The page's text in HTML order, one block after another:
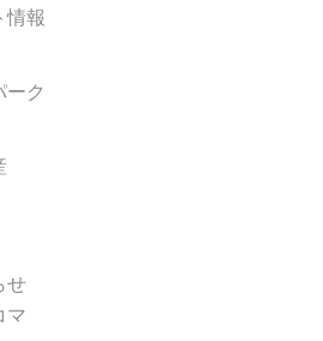
情報
ーク
せ
マ